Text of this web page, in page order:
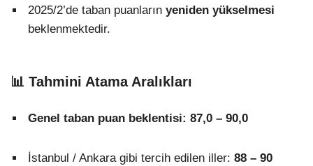
2025/2’de taban puanların yeniden yükselmesi
beklenmektedir.
📊 Tahmini Atama Aralıkları
Genel taban puan beklentisi: 87,0 – 90,0
İstanbul / Ankara gibi tercih edilen iller: 88 – 90